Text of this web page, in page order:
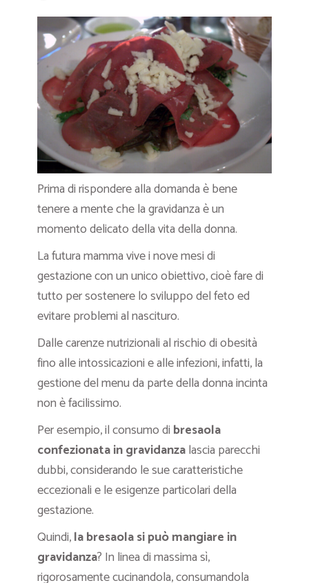
Prima di rispondere alla domanda è bene
tenere a mente che la gravidanza è un
momento delicato della vita della donna.
La futura mamma vive i nove mesi di
gestazione con un unico obiettivo, cioè fare di
tutto per sostenere lo sviluppo del feto ed
evitare problemi al nascituro.
Dalle carenze nutrizionali al rischio di obesità
fino alle intossicazioni e alle infezioni, infatti, la
gestione del menu da parte della donna incinta
non è facilissimo.
Per esempio, il consumo di bresaola
confezionata in gravidanzalascia parecchi
dubbi, considerando le sue caratteristiche
eccezionali e le esigenze particolari della
gestazione.
Quindi,la bresaola si può mangiare in
gravidanza? In linea di massima sì,
rigorosamente cucinandola, consumandola